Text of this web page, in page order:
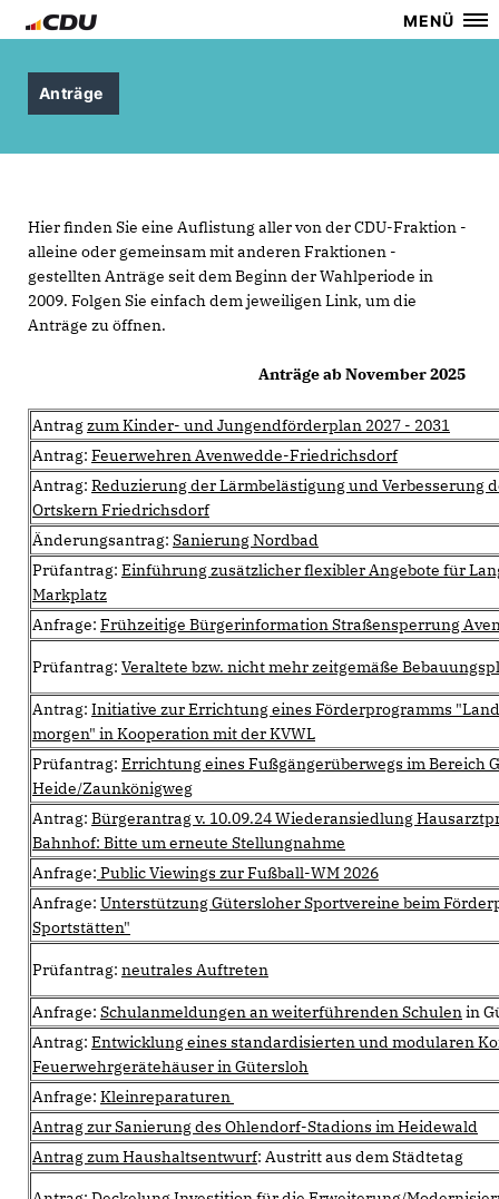
MENÜ
Anträge
Hier finden Sie eine Auflistung aller von der CDU-Fraktion -
alleine oder gemeinsam mit anderen Fraktionen -
gestellten Anträge seit dem Beginn der Wahlperiode in
2009. Folgen Sie einfach dem jeweiligen Link, um die
Anträge zu öffnen.
Anträge ab November 2025
Antragzum Kinder- und Jungendförderplan 2027 - 2031
Antrag: Feuerwehren Avenwedde-Friedrichsdorf
Antrag: Reduzierung der Lärmbelästigung und Verbesserung
Ortskern Friedrichsdorf
Änderungsantrag: Sanierung Nordbad
Prüfantrag: Einführung zusätzlicher flexibler Angebote für
Markplatz
Anfrage: Frühzeitige Bürgerinformation Straßensperrung
Prüfantrag: Veraltete bzw. nicht mehr zeitgemäße
Antrag: Initiative zur Errichtung eines Förderprogramms
morgen" in Kooperation mit der KVWL
Prüfantrag: Errichtung eines Fußgängerüberwegs im Bereich
Heide/Zaunkönigweg
Antrag: Bürgerantrag v. 10.09.24 Wiederansiedlung
Bahnhof: Bitte um erneute Stellungnahme
Anfrage: Public Viewings zur Fußball-WM 2026
Anfrage: Unterstützung Gütersloher Sportvereine beim
Sportstätten"
Prüfantrag: neutrales Auftreten
Anfrage: Schulanmeldungen an weiterführenden Schulenin
Antrag: Entwicklung eines standardisierten und modularen
Feuerwehrgerätehäuser in Gütersloh
Anfrage: Kleinreparaturen
Antrag zur Sanierung des Ohlendorf-Stadions im Heidewald
Antrag zum Haushaltsentwurf: Austritt aus dem Städtetag